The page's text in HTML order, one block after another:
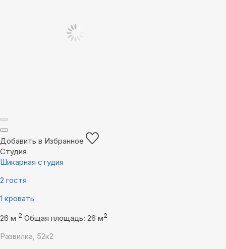
Добавить в Избранное
Студия
Шикарная студия
2 гостя
1 кровать
26 м 2 Общая площадь: 26 м2
Развилка, 52к2